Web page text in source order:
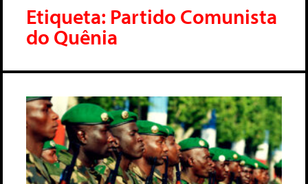
Etiqueta: Partido Comunista
do Quênia